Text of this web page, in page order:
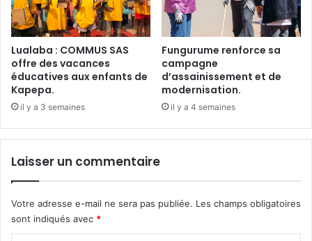
Lualaba : COMMUS SAS
offre des vacances
éducatives aux enfants de
Kapepa.
il y a 3 semaines
Fungurume renforce sa
campagne
d’assainissement et de
modernisation.
il y a 4 semaines
Laisser un commentaire
Votre adresse e-mail ne sera pas publiée. Les champs obligatoires
sont indiqués avec *